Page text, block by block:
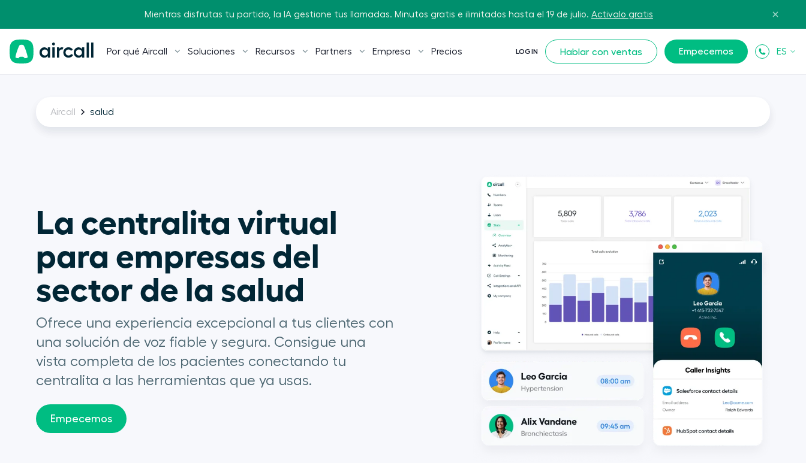
Mientras disfrutas tu partido, la IA gestione tus llamadas. Minutos gratis e ilimitados hasta el 19 de julio. Activalo gratis
Por qué Aircall Soluciones Recursos Partners Empresa Precios LOGIN Hablar con ventas Empecemos ES
Aircall salud
La centralita virtual
para empresas del
sector de la salud
Ofrece una experiencia excepcional a tus clientes con
una solución de voz fiable y segura. Consigue una
vista completa de los pacientes conectando tu
centralita a las herramientas que ya usas.
Empecemos